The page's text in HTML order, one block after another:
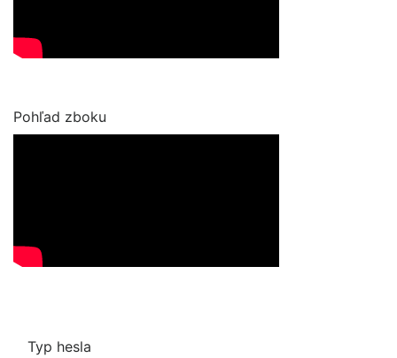
Pohľad zboku
Typ hesla